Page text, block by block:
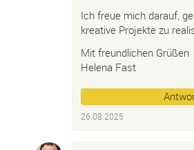
Ich freue mich darauf,
kreative Projekte zu
Mit freundlichen Grüßen
Helena Fast
26.08.2025